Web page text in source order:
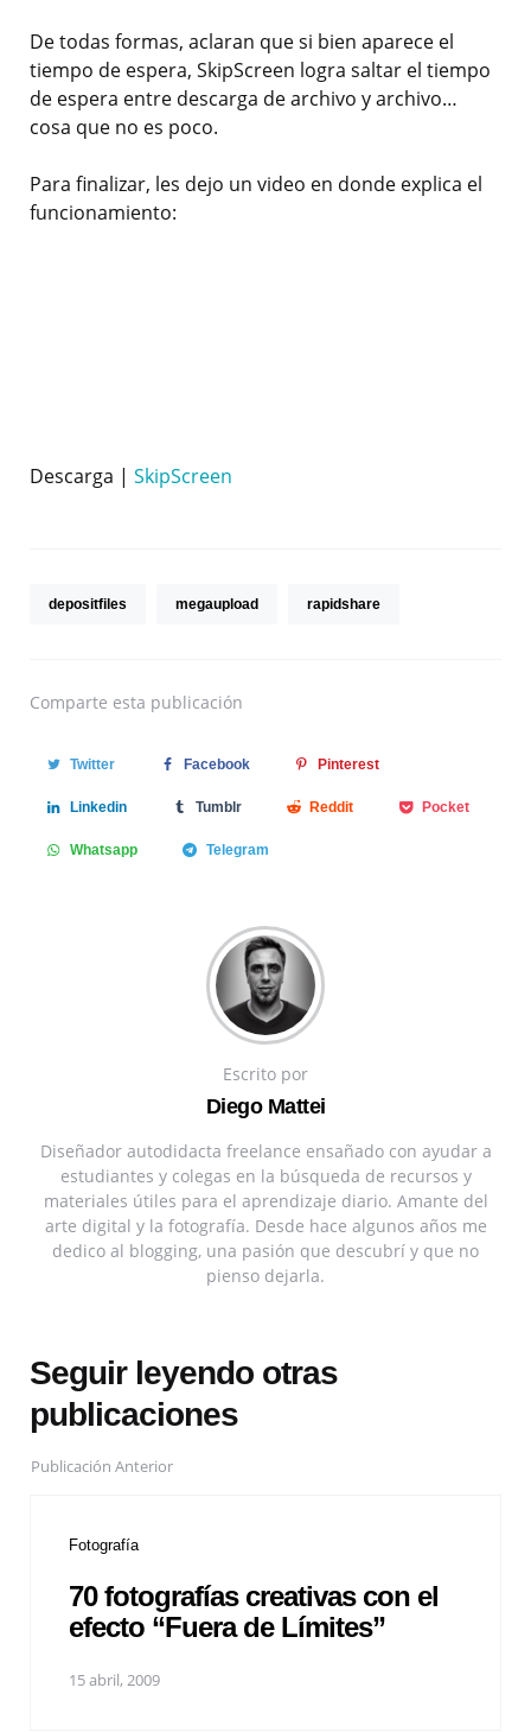
De todas formas, aclaran que si bien aparece el
tiempo de espera, SkipScreen logra saltar el tiempo
de espera entre descarga de archivo y archivo…
cosa que no es poco.
Para finalizar, les dejo un video en donde explica el
funcionamiento:
Descarga | SkipScreen
depositfiles megaupload rapidshare
Comparte esta publicación
Twitter Facebook Pinterest
Linkedin Tumblr Reddit Pocket
Whatsapp Telegram
Escrito por
Diego Mattei
Diseñador autodidacta freelance ensañado con ayudar a
estudiantes y colegas en la búsqueda de recursos y
materiales útiles para el aprendizaje diario. Amante del
arte digital y la fotografía. Desde hace algunos años me
dedico al blogging, una pasión que descubrí y que no
pienso dejarla.
Seguir leyendo otras
publicaciones
Publicación Anterior
Fotografía
70 fotografías creativas con el
efecto “Fuera de Límites”
15 abril, 2009